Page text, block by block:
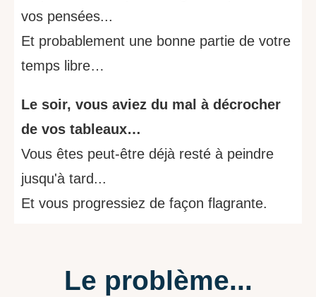
vos pensées...
Et probablement une bonne partie de votre
temps libre…
Le soir, vous aviez du mal à décrocher
de vos tableaux…
Vous êtes peut-être déjà resté à peindre
jusqu'à tard...
Et vous progressiez de façon flagrante.
Le problème...